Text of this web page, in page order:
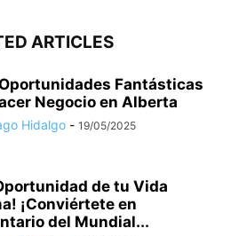
ARTICLES
Fantásticas
Negocio en Alberta
Hidalgo - 19/05/2025
de tu Vida
¡Conviértete en
del Mundial...